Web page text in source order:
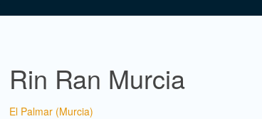
Rin Ran Murcia
El Palmar (Murcia)